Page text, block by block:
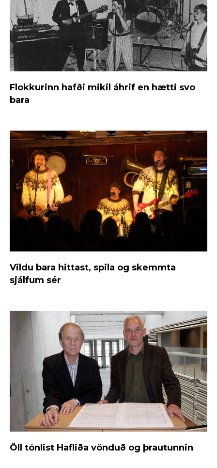
Flokkurinn hafði mikil áhrif en hætti svo
bara
Vildu bara hittast, spila og skemmta
sjálfum sér
Öll tónlist Hafliða vönduð og þrautunnin